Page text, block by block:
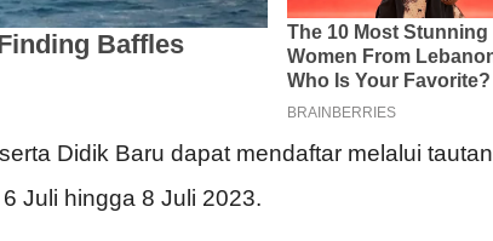
Didik Baru dapat mendaftar melalui tautan
Juli hingga 8 Juli 2023.